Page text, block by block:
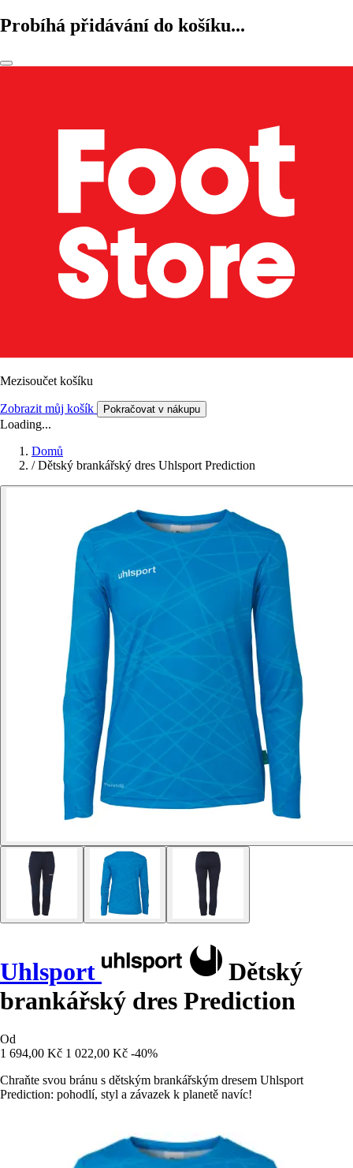
Probíhá přidávání do košíku...
Mezisoučet košíku
Zobrazit můj košík Pokračovat v nákupu
Loading...
Domů
/ Dětský brankářský dres Uhlsport Prediction
Uhlsport
Dětský
brankářský dres Prediction
Od
1 694,00 Kč 1 022,00 Kč -40%
Chraňte svou bránu s dětským brankářským dresem Uhlsport
Prediction: pohodlí, styl a závazek k planetě navíc!